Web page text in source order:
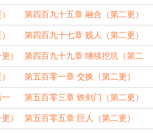
第四百九十五章 融合（第二更）
第四百九十七章 贱人（第二更）
） 第四百九十九章 继续挖坑（第二
更）
第五百零一章 交换（第二更）
一 第五百零三章 铁剑门（第二更）
） 第五百零五章 巨人（第二更）